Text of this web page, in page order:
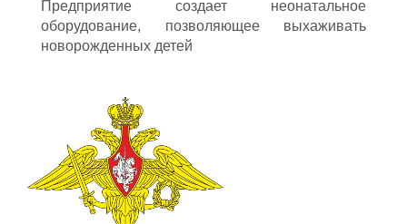
Предприятие создает неонатальное
оборудование, позволяющее выхаживать
новорожденных детей